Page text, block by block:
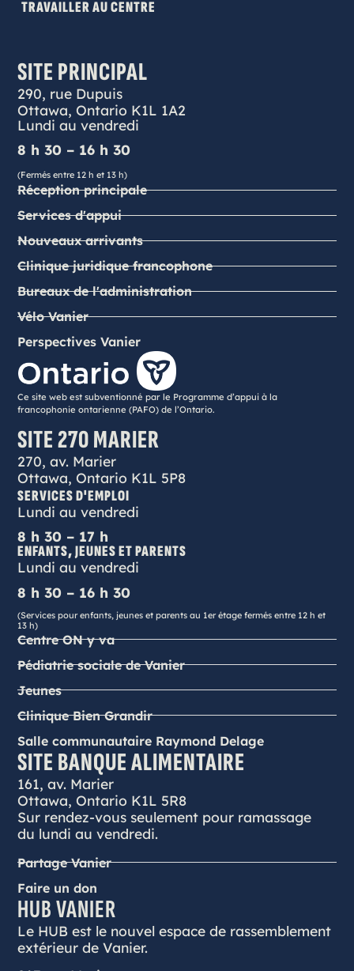
TRAVAILLER AU CENTRE
SITE PRINCIPAL
290, rue Dupuis
Ottawa, Ontario K1L 1A2
Lundi au vendredi
8 h 30 – 16 h 30
(Fermés entre 12 h et 13 h)
Réception principale
Services d'appui
Nouveaux arrivants
Clinique juridique francophone
Bureaux de l'administration
Vélo Vanier
Perspectives Vanier
Ce site web est subventionné par le Programme d’appui à la
francophonie ontarienne (PAFO) de l’Ontario.
SITE 270 MARIER
270, av. Marier
Ottawa, Ontario K1L 5P8
SERVICES D'EMPLOI
Lundi au vendredi
8 h 30 – 17 h
ENFANTS, JEUNES ET PARENTS
Lundi au vendredi
8 h 30 – 16 h 30
(Services pour enfants, jeunes et parents au 1er étage fermés entre 12 h et
13 h)
Centre ON y va
Pédiatrie sociale de Vanier
Jeunes
Clinique Bien Grandir
Salle communautaire Raymond Delage
SITE BANQUE ALIMENTAIRE
161, av. Marier
Ottawa, Ontario K1L 5R8
Sur rendez-vous seulement pour ramassage
du lundi au vendredi.
Partage Vanier
Faire un don
HUB VANIER
Le HUB est le nouvel espace de rassemblement
extérieur de Vanier.